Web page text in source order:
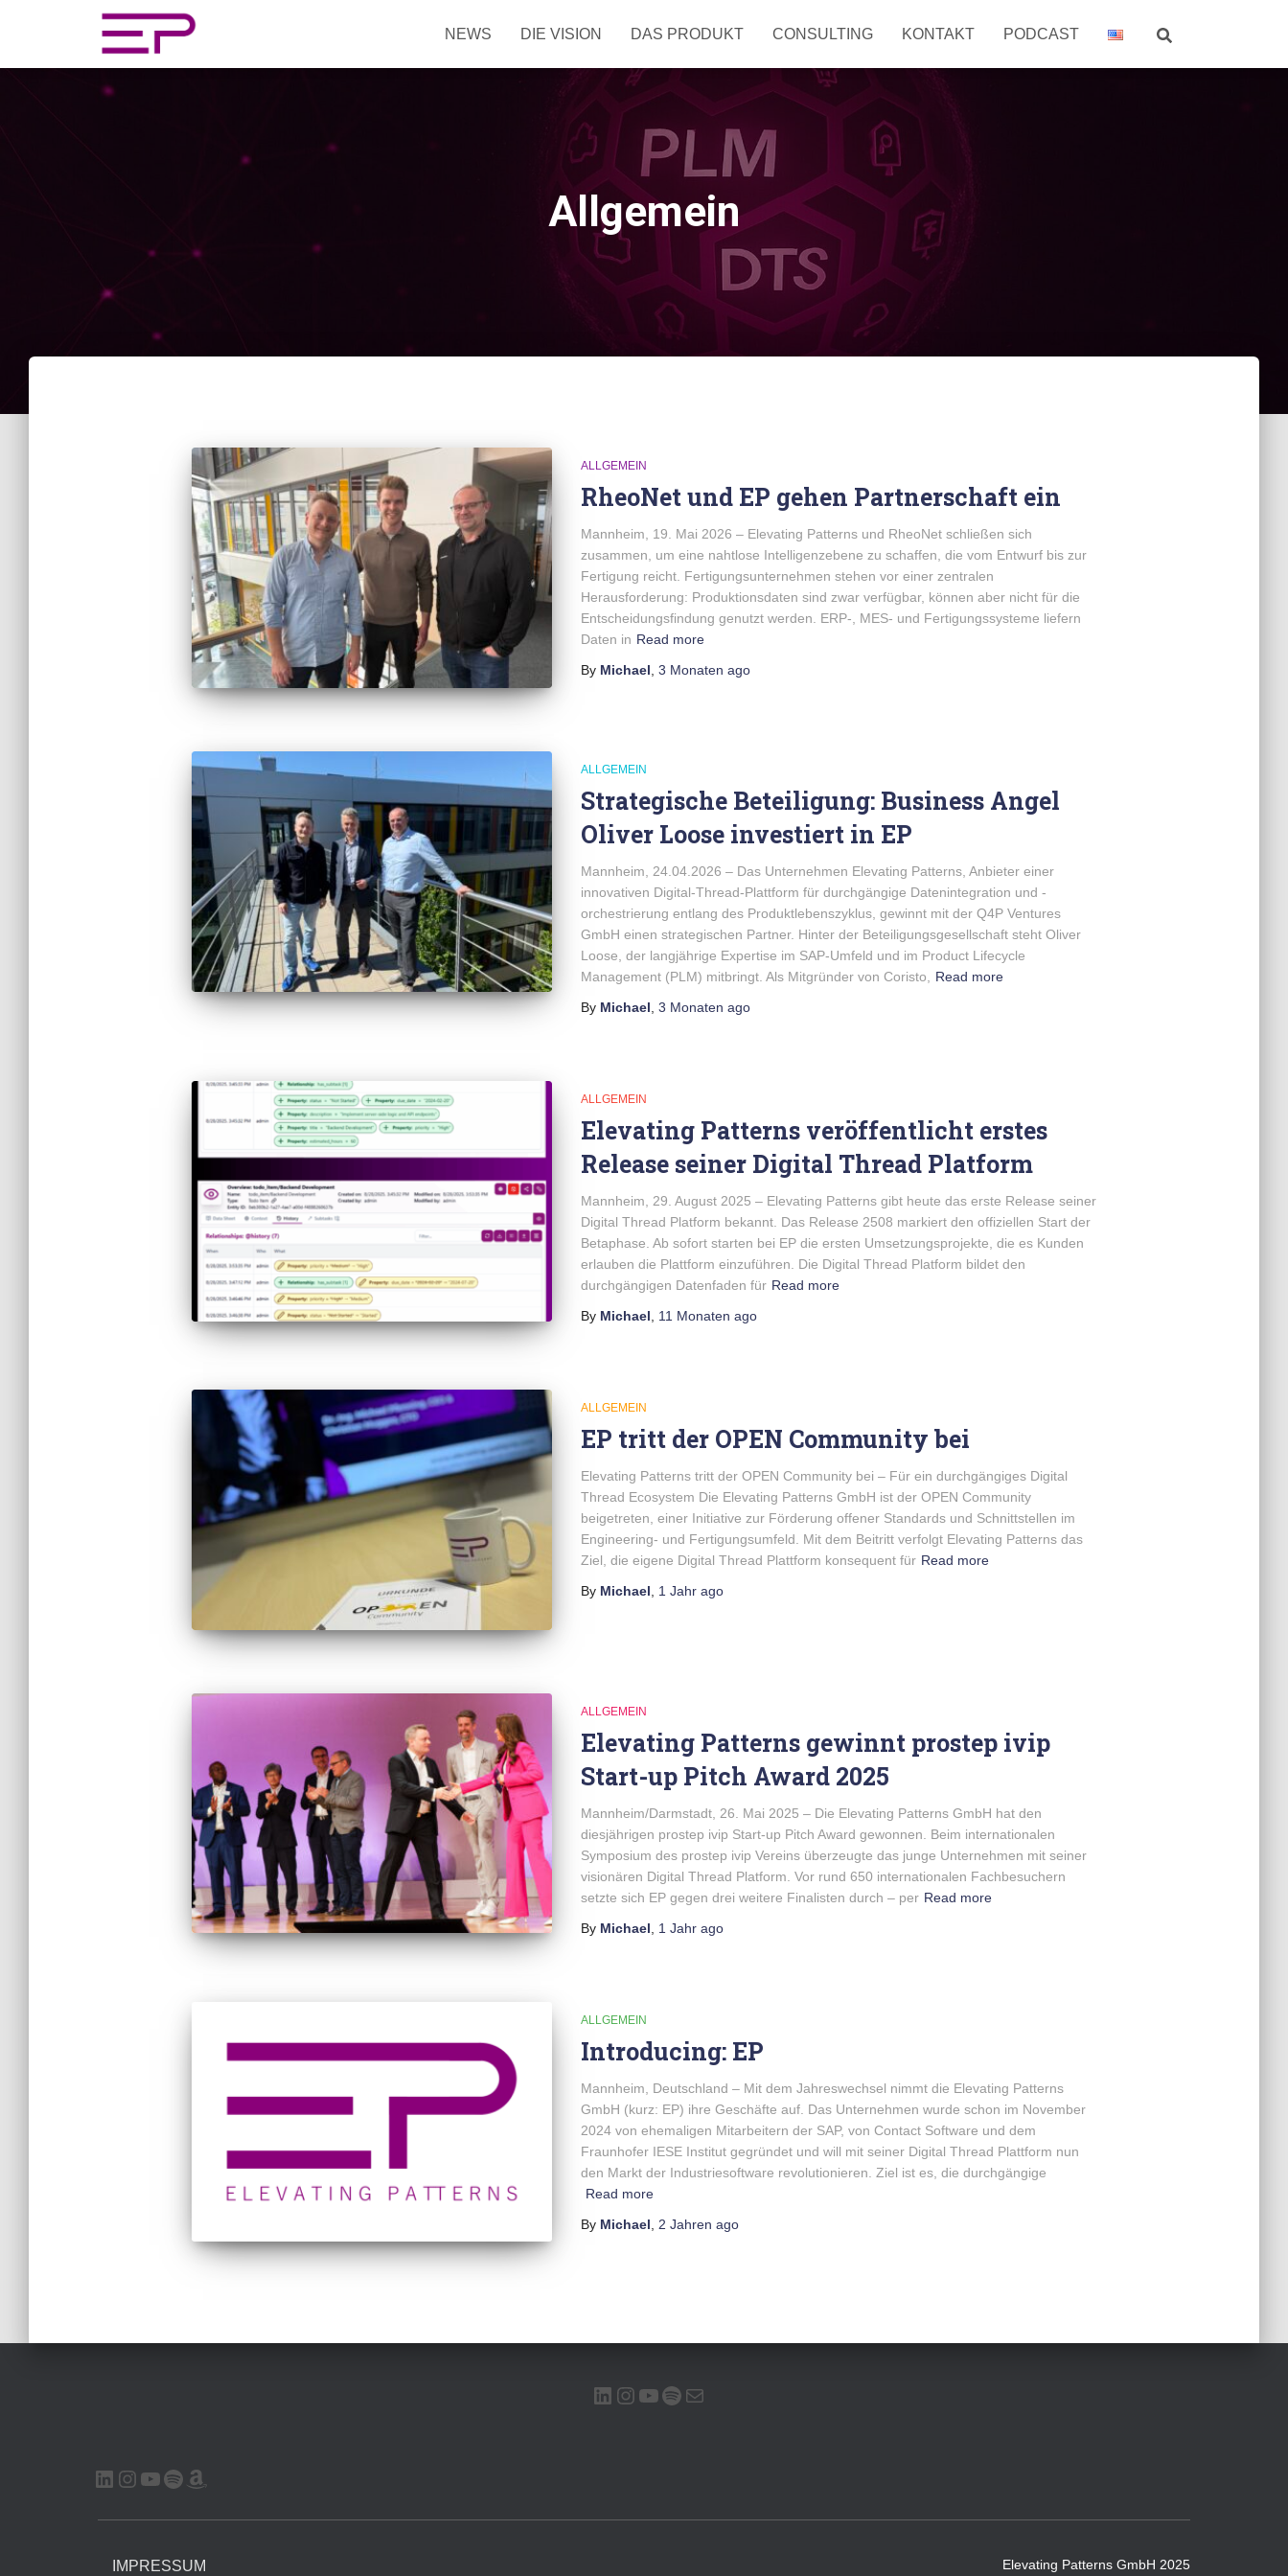
NEWS DIE VISION DAS PRODUKT CONSULTING KONTAKT PODCAST
Allgemein
ALLGEMEIN
RheoNet und EP gehen Partnerschaft ein
Mannheim, 19. Mai 2026 – Elevating Patterns und RheoNet schließen sich
zusammen, um eine nahtlose Intelligenzebene zu schaffen, die vom Entwurf bis zur
Fertigung reicht. Fertigungsunternehmen stehen vor einer zentralen
Herausforderung: Produktionsdaten sind zwar verfügbar, können aber nicht für die
Entscheidungsfindung genutzt werden. ERP-, MES- und Fertigungssysteme liefern
Daten in Read more
By Michael 3 Monaten ago
ALLGEMEIN
Strategische Beteiligung: Business Angel
Oliver Loose investiert in EP
Mannheim, 24.04.2026 – Das Unternehmen Elevating Patterns, Anbieter einer
innovativen Digital-Thread-Plattform für durchgängige Datenintegration und -
orchestrierung entlang des Produktlebenszyklus, gewinnt mit der Q4P Ventures
GmbH einen strategischen Partner. Hinter der Beteiligungsgesellschaft steht Oliver
Loose, der langjährige Expertise im SAP-Umfeld und im Product Lifecycle
Management (PLM) mitbringt. Als Mitgründer von Coristo,
Read more
By Michael 3 Monaten ago
ALLGEMEIN
Elevating Patterns veröffentlicht erstes
Release seiner Digital Thread Platform
Mannheim, 29. August 2025 – Elevating Patterns gibt heute das erste Release seiner
Digital Thread Platform bekannt. Das Release 2508 markiert den offiziellen Start der
Betaphase. Ab sofort starten bei EP die ersten Umsetzungsprojekte, die es Kunden
erlauben die Plattform einzuführen. Die Digital Thread Platform bildet den
durchgängigen Datenfaden für Read more
By Michael 11 Monaten ago
ALLGEMEIN
EP tritt der OPEN Community bei
Elevating Patterns tritt der OPEN Community bei – Für ein durchgängiges Digital
Thread Ecosystem Die Elevating Patterns GmbH ist der OPEN Community
beigetreten, einer Initiative zur Förderung offener Standards und Schnittstellen im
Engineering- und Fertigungsumfeld. Mit dem Beitritt verfolgt Elevating Patterns das
Ziel, die eigene Digital Thread Plattform konsequent für Read more
By Michael 1 Jahrago
ALLGEMEIN
Elevating Patterns gewinnt prostep ivip
Start-up Pitch Award 2025
Mannheim/Darmstadt, 26. Mai 2025 – Die Elevating Patterns GmbH hat den
diesjährigen prostep ivip Start-up Pitch Award gewonnen. Beim internationalen
Symposium des prostep ivip Vereins überzeugte das junge Unternehmen mit seiner
visionären Digital Thread Platform. Vor rund 650 internationalen Fachbesuchern
setzte sich EP gegen drei weitere Finalisten durch – per Read more
By Michael 1 Jahrago
ALLGEMEIN
Introducing: EP
Mannheim, Deutschland – Mit dem Jahreswechsel nimmt die Elevating Patterns
GmbH (kurz: EP) ihre Geschäfte auf. Das Unternehmen wurde schon im November
2024 von ehemaligen Mitarbeitern der SAP, von Contact Software und dem
Fraunhofer IESE Institut gegründet und will mit seiner Digital Thread Plattform nun
den Markt der Industriesoftware revolutionieren. Ziel ist es, die durchgängige
Read more
By Michael 2 Jahren ago
LINKEDIN INSTAGRAM YOUTUBE SPOTIFY
LINKEDIN INSTAGRAM YOUTUBE SPOTIFY
IMPRESSUM Elevating Patterns GmbH 2025